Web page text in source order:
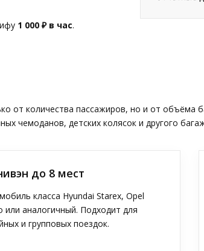
1 000 ₽ в час.
от количества пассажиров, но и от объёма
чемоданов, детских колясок и другого
до 8 мест
класса Hyundai Starex, Opel
или аналогичный. Подходит для
и групповых поездок.